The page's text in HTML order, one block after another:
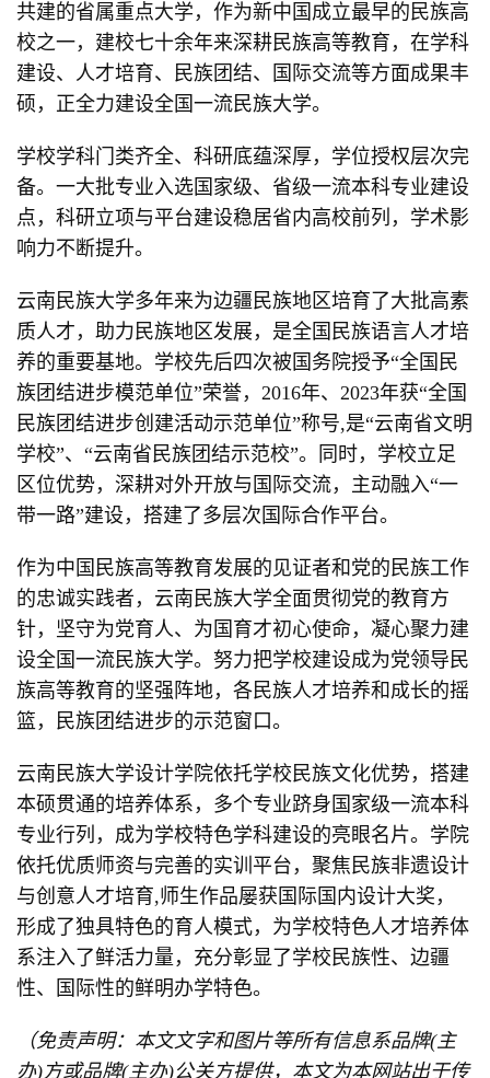
共建的省属重点大学，作为新中国成立最早的民族高
校之一，建校七十余年来深耕民族高等教育，在学科
建设、人才培育、民族团结、国际交流等方面成果丰
硕，正全力建设全国一流民族大学。
学校学科门类齐全、科研底蕴深厚，学位授权层次完
备。一大批专业入选国家级、省级一流本科专业建设
点，科研立项与平台建设稳居省内高校前列，学术影
响力不断提升。
云南民族大学多年来为边疆民族地区培育了大批高素
质人才，助力民族地区发展，是全国民族语言人才培
养的重要基地。学校先后四次被国务院授予“全国民
族团结进步模范单位”荣誉，2016年、2023年获“全国
民族团结进步创建活动示范单位”称号,是“云南省文明
学校”、“云南省民族团结示范校”。同时，学校立足
区位优势，深耕对外开放与国际交流，主动融入“一
带一路”建设，搭建了多层次国际合作平台。
作为中国民族高等教育发展的见证者和党的民族工作
的忠诚实践者，云南民族大学全面贯彻党的教育方
针，坚守为党育人、为国育才初心使命，凝心聚力建
设全国一流民族大学。努力把学校建设成为党领导民
族高等教育的坚强阵地，各民族人才培养和成长的摇
篮，民族团结进步的示范窗口。
云南民族大学设计学院依托学校民族文化优势，搭建
本硕贯通的培养体系，多个专业跻身国家级一流本科
专业行列，成为学校特色学科建设的亮眼名片。学院
依托优质师资与完善的实训平台，聚焦民族非遗设计
与创意人才培育,师生作品屡获国际国内设计大奖，
形成了独具特色的育人模式，为学校特色人才培养体
系注入了鲜活力量，充分彰显了学校民族性、边疆
性、国际性的鲜明办学特色。
（免责声明：本文文字和图片等所有信息系品牌(主
办)方或品牌(主办)公关方提供，本文为本网站出于传